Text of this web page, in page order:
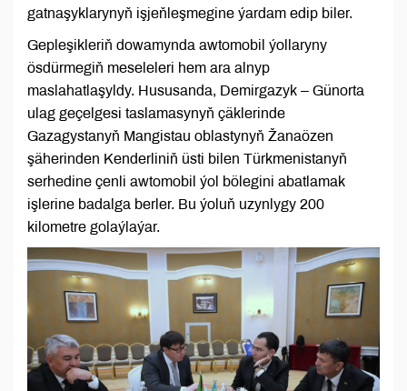
gatnaşyklarynyň işjeňleşmegine ýardam edip biler.
Gepleşikleriň dowamynda awtomobil ýollaryny
ösdürmegiň meseleleri hem ara alnyp
maslahatlaşyldy. Hususanda, Demirgazyk – Günorta
ulag geçelgesi taslamasynyň çäklerinde
Gazagystanyň Mangistau oblastynyň Žanaözen
şäherinden Kenderliniň üsti bilen Türkmenistanyň
serhedine çenli awtomobil ýol bölegini abatlamak
işlerine badalga berler. Bu ýoluň uzynlygy 200
kilometre golaýlaýar.